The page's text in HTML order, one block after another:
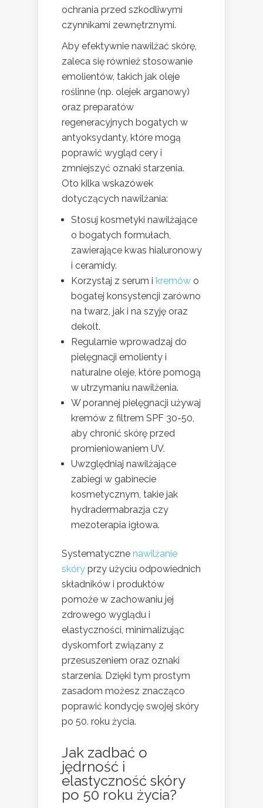
ochrania przed szkodliwymi
czynnikami zewnętrznymi.
Aby efektywnie nawilżać skórę,
zaleca się również stosowanie
emolientów, takich jak oleje
roślinne (np. olejek arganowy)
oraz preparatów
regeneracyjnych bogatych w
antyoksydanty, które mogą
poprawić wygląd cery i
zmniejszyć oznaki starzenia.
Oto kilka wskazówek
dotyczących nawilżania:
Stosuj kosmetyki nawilżające
o bogatych formułach,
zawierające kwas hialuronowy
i ceramidy.
Korzystaj z serum i kremów o
bogatej konsystencji zarówno
na twarz, jak i na szyję oraz
dekolt.
Regularnie wprowadzaj do
pielęgnacji emolienty i
naturalne oleje, które pomogą
w utrzymaniu nawilżenia.
W porannej pielęgnacji używaj
kremów z filtrem SPF 30-50,
aby chronić skórę przed
promieniowaniem UV.
Uwzględniaj nawilżające
zabiegi w gabinecie
kosmetycznym, takie jak
hydradermabrazja czy
mezoterapia igłowa.
Systematyczne nawilżanie
skóry przy użyciu odpowiednich
składników i produktów
pomoże w zachowaniu jej
zdrowego wyglądu i
elastyczności, minimalizując
dyskomfort związany z
przesuszeniem oraz oznaki
starzenia. Dzięki tym prostym
zasadom możesz znacząco
poprawić kondycję swojej skóry
po 50. roku życia.
Jak zadbać o
jędrność i
elastyczność skóry
po 50 roku życia?